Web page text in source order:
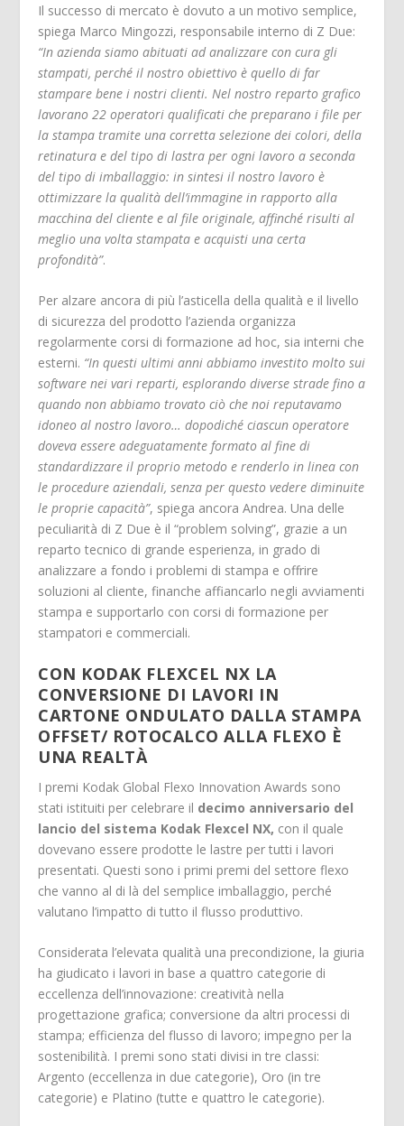
Il successo di mercato è dovuto a un motivo semplice,
spiega Marco Mingozzi, responsabile interno di Z Due:
“In azienda siamo abituati ad analizzare con cura gli
stampati, perché il nostro obiettivo è quello di far
stampare bene i nostri clienti. Nel nostro reparto grafico
lavorano 22 operatori qualificati che preparano i file per
la stampa tramite una corretta selezione dei colori, della
retinatura e del tipo di lastra per ogni lavoro a seconda
del tipo di imballaggio: in sintesi il nostro lavoro è
ottimizzare la qualità dell’immagine in rapporto alla
macchina del cliente e al file originale, affinché risulti al
meglio una volta stampata e acquisti una certa
profondità”.
Per alzare ancora di più l’asticella della qualità e il livello
di sicurezza del prodotto l’azienda organizza
regolarmente corsi di formazione ad hoc, sia interni che
esterni. “In questi ultimi anni abbiamo investito molto sui
software nei vari reparti, esplorando diverse strade fino a
quando non abbiamo trovato ciò che noi reputavamo
idoneo al nostro lavoro… dopodiché ciascun operatore
doveva essere adeguatamente formato al fine di
standardizzare il proprio metodo e renderlo in linea con
le procedure aziendali, senza per questo vedere diminuite
le proprie capacità”, spiega ancora Andrea. Una delle
peculiarità di Z Due è il “problem solving”, grazie a un
reparto tecnico di grande esperienza, in grado di
analizzare a fondo i problemi di stampa e offrire
soluzioni al cliente, finanche affiancarlo negli avviamenti
stampa e supportarlo con corsi di formazione per
stampatori e commerciali.
CON KODAK FLEXCEL NX LA
CONVERSIONE DI LAVORI IN
CARTONE ONDULATO DALLA STAMPA
OFFSET/ ROTOCALCO ALLA FLEXO È
UNA REALTÀ
I premi Kodak Global Flexo Innovation Awards sono
stati istituiti per celebrare il decimo anniversario del
lancio del sistema Kodak Flexcel NX, con il quale
dovevano essere prodotte le lastre per tutti i lavori
presentati. Questi sono i primi premi del settore flexo
che vanno al di là del semplice imballaggio, perché
valutano l’impatto di tutto il flusso produttivo.
Considerata l’elevata qualità una precondizione, la giuria
ha giudicato i lavori in base a quattro categorie di
eccellenza dell’innovazione: creatività nella
progettazione grafica; conversione da altri processi di
stampa; efficienza del flusso di lavoro; impegno per la
sostenibilità. I premi sono stati divisi in tre classi:
Argento (eccellenza in due categorie), Oro (in tre
categorie) e Platino (tutte e quattro le categorie).